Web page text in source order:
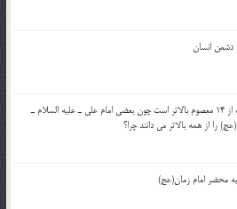
انسان
مقام و درجه كدام يك از 14 معصوم بالاتر است چون بعضي امام علي ـ عليه السلام ـ
را از همه بالاتر مي دانند چرا؟
محضر امام زمان(عج)